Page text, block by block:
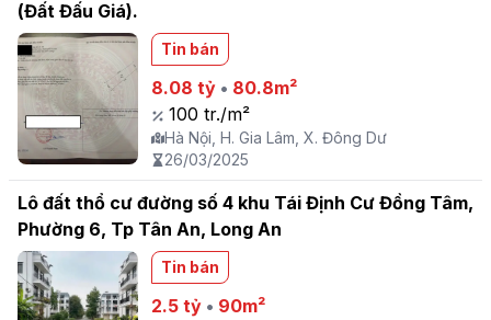
(Đất Đấu Giá).
Tin bán
8.08 tỷ • 80.8m²
100 tr./m²
Hà Nội, H. Gia Lâm, X. Đông Dư
26/03/2025
Lô đất thổ cư đường số 4 khu Tái Định Cư Đồng Tâm,
Phường 6, Tp Tân An, Long An
Tin bán
2.5 tỷ • 90m²